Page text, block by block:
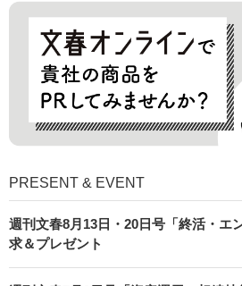
PRESENT & EVENT
週刊文春8月13日・20日号「終活・エ
求＆プレゼント